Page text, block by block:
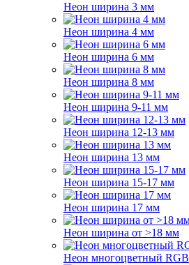
Неон ширина 3 мм
Неон ширина 4 мм
Неон ширина 6 мм
Неон ширина 8 мм
Неон ширина 9-11 мм
Неон ширина 12-13 мм
Неон ширина 13 мм
Неон ширина 15-17 мм
Неон ширина 17 мм
Неон ширина от >18 мм
Неон многоцветный RGB